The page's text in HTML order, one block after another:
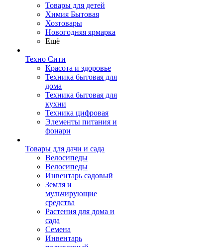
Товары для детей
Химия Бытовая
Хозтовары
Новогодняя ярмарка
Ещё
Техно Сити
Красота и здоровье
Техника бытовая для
дома
Техника бытовая для
кухни
Техника цифровая
Элементы питания и
фонари
Товары для дачи и сада
Велосипеды
Велосипеды
Инвентарь садовый
Земля и
мульчирующие
средства
Растения для дома и
сада
Семена
Инвентарь